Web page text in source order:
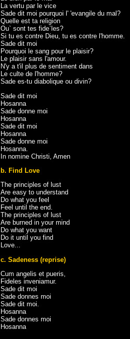
La vertu par le vice
Sade dit moi pourquoi l' 'evangile du mal?
Quelle est ta religion
Ou` sont tes fide`les?
Si tu es contre Dieu, tu es contre l'homme.
Sade dit moi
Pourquoi le sang pour le plaisir?
Le plaisir sans l'amour.
N'y a t'il plus de sentiment dans
Le culte de l'homme?
Sade es-tu diabolique ou divin?
Sade dit moi
Hosanna
Sade donne moi
Hosanna
Sade dit moi
Hosanna
Sade donne moi
Hosanna.
In nomine Christi, Amen
b. Find Love
The principles of lust
Are easy to understand
Do what you feel
Feel until the end.
The principles of lust
Are burned in your mind
Do what you want
Do it until you find
Love...
c. Sadeness (reprise)
Cum angelis et pueris,
Fideles inveniamur.
Sade dit moi
Sade donnes moi
Sade dit moi.
Hosanna
Sade donnes moi
Hosanna